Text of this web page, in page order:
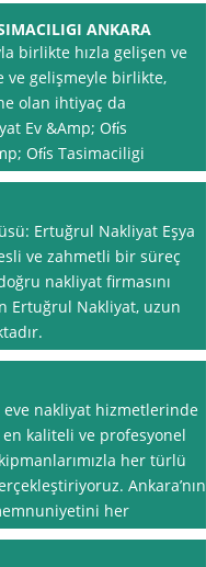
ANKARA
birlikte hızla gelişen ve
ve gelişmeyle birlikte,
olan ihtiyaç da
Ev &Amp; Ofi̇s
Ofi̇s Tasimaciligi
Ertuğrul Nakliyat Eşya
ve zahmetli bir süreç
nakliyat firmasını
Ertuğrul Nakliyat, uzun
eve nakliyat hizmetlerinde
kaliteli ve profesyonel
her türlü
Ankara’nın
her